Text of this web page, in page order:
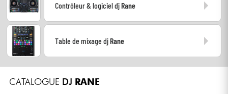
Claviers & Pianos
Synthés & Sampleurs
Home Studio
Contrôleur & logiciel djRane
Table de mixage djRane
CATALOGUE DJ RANE